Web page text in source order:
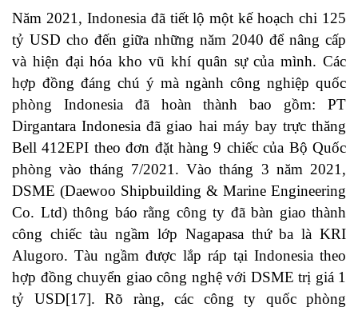
Năm 2021, Indonesia đã tiết lộ một kế hoạch chi 125
tỷ USD cho đến giữa những năm 2040 để nâng cấp
và hiện đại hóa kho vũ khí quân sự của mình. Các
hợp đồng đáng chú ý mà ngành công nghiệp quốc
phòng Indonesia đã hoàn thành bao gồm: PT
Dirgantara Indonesia đã giao hai máy bay trực thăng
Bell 412EPI theo đơn đặt hàng 9 chiếc của Bộ Quốc
phòng vào tháng 7/2021. Vào tháng 3 năm 2021,
DSME (Daewoo Shipbuilding & Marine Engineering
Co. Ltd) thông báo rằng công ty đã bàn giao thành
công chiếc tàu ngầm lớp Nagapasa thứ ba là KRI
Alugoro. Tàu ngầm được lắp ráp tại Indonesia theo
hợp đồng chuyển giao công nghệ với DSME trị giá 1
tỷ USD[17]. Rõ ràng, các công ty quốc phòng